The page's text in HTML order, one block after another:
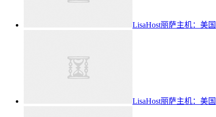
LisaHost丽萨主机：美
LisaHost丽萨主机：美